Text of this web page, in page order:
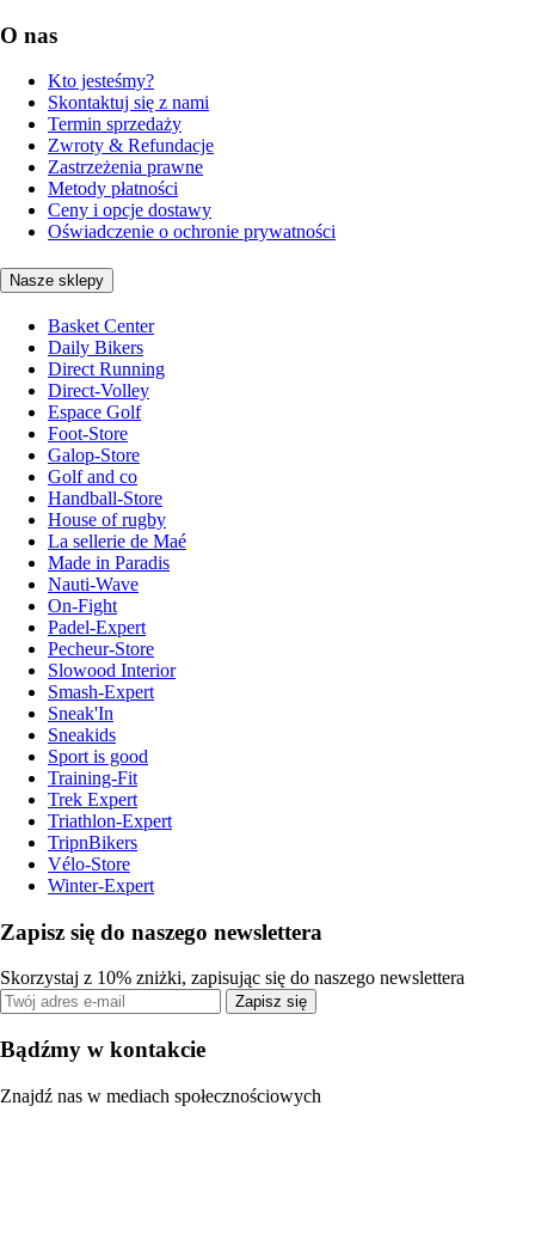
O nas
Kto jesteśmy?
Skontaktuj się z nami
Termin sprzedaży
Zwroty & Refundacje
Zastrzeżenia prawne
Metody płatności
Ceny i opcje dostawy
Oświadczenie o ochronie prywatności
Nasze sklepy
Basket Center
Daily Bikers
Direct Running
Direct-Volley
Espace Golf
Foot-Store
Galop-Store
Golf and co
Handball-Store
House of rugby
La sellerie de Maé
Made in Paradis
Nauti-Wave
On-Fight
Padel-Expert
Pecheur-Store
Slowood Interior
Smash-Expert
Sneak'In
Sneakids
Sport is good
Training-Fit
Trek Expert
Triathlon-Expert
TripnBikers
Vélo-Store
Winter-Expert
Zapisz się do naszego newslettera
Skorzystaj z 10% zniżki, zapisując się do naszego newslettera
Zapisz się
Bądźmy w kontakcie
Znajdź nas w mediach społecznościowych